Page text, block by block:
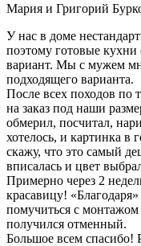
Мария и Григорий
У нас в доме
поэтому готовые
вариант. Мы с мужем
подходящего варианта.
После всех походов по
на заказ под наши
обмерил, посчитал,
хотелось, и картинка в
скажу, что это самый
вписалась и цвет
Примерно через 2
красавицу!
помучиться с монтажом
получился отменный.
Большое всем спасибо!